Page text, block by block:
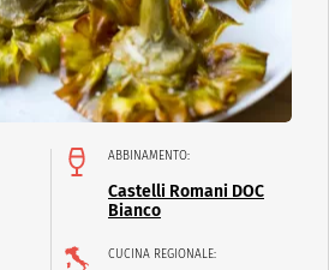
ABBINAMENTO:
Castelli Romani DOC
Bianco
CUCINA REGIONALE: